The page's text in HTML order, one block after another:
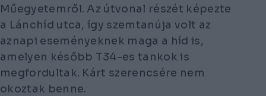
Műegyetemről. Az útvonal részét képezte
a Lánchíd utca, így szemtanúja volt az
aznapi eseményeknek maga a híd is,
amelyen később T34-es tankok is
megfordultak. Kárt szerencsére nem
okoztak benne.